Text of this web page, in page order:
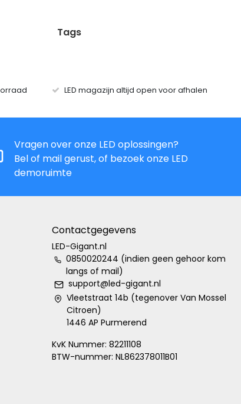
Tags
LED magazijn altijd open voor afhalen
Vragen over onze LED oplossingen?
Bel of mail gerust, of bezoek onze LED
demoruimte
Contactgegevens
LED-Gigant.nl
0850020244 (indien geen gehoor kom
langs of mail)
support@led-gigant.nl
Vleetstraat 14b (tegenover Van Mossel
Citroen)
1446 AP Purmerend
KvK Nummer: 82211108
BTW-nummer: NL862378011B01